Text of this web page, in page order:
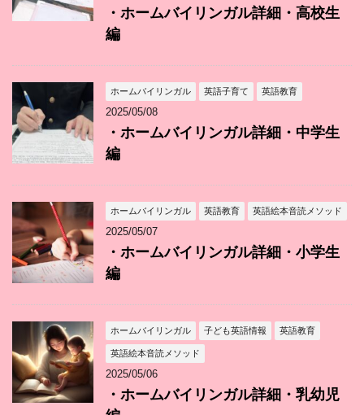
・ホームバイリンガル詳細・高校生
編
ホームバイリンガル 英語子育て 英語教育
2025/05/08
・ホームバイリンガル詳細・中学生
編
ホームバイリンガル 英語教育 英語絵本音読メソッド
2025/05/07
・ホームバイリンガル詳細・小学生
編
ホームバイリンガル 子ども英語情報 英語教育
英語絵本音読メソッド
2025/05/06
・ホームバイリンガル詳細・乳幼児